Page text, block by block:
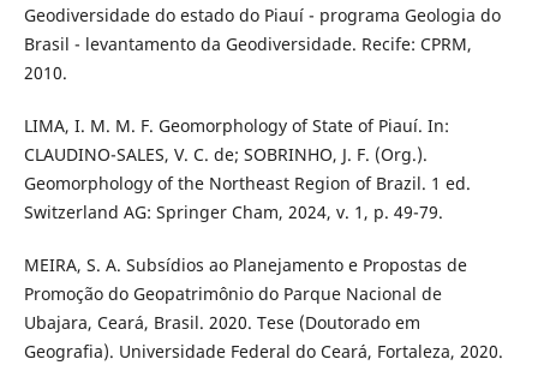
Geodiversidade do estado do Piauí - programa Geologia do
Brasil - levantamento da Geodiversidade. Recife: CPRM,
2010.
LIMA, I. M. M. F. Geomorphology of State of Piauí. In:
CLAUDINO-SALES, V. C. de; SOBRINHO, J. F. (Org.).
Geomorphology of the Northeast Region of Brazil. 1 ed.
Switzerland AG: Springer Cham, 2024, v. 1, p. 49-79.
MEIRA, S. A. Subsídios ao Planejamento e Propostas de
Promoção do Geopatrimônio do Parque Nacional de
Ubajara, Ceará, Brasil. 2020. Tese (Doutorado em
Geografia). Universidade Federal do Ceará, Fortaleza, 2020.